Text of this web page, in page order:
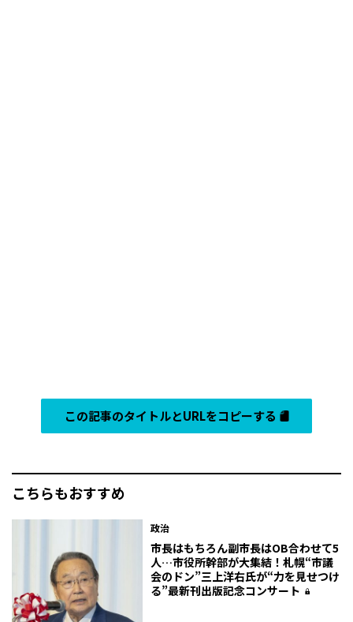
この記事のタイトルとURLをコピーする
こちらもおすすめ
政治
市長はもちろん副市長はOB合わせて5
人…市役所幹部が大集結！札幌“市議
会のドン”三上洋右氏が“力を見せつけ
る”最新刊出版記念コンサート